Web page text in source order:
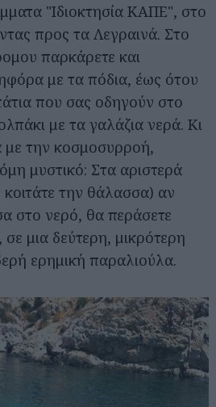
"Ιδιοκτησία ΚΑΠΕ", στο
προς τα Λεγραινά. Στο
παρκάρετε και
με τα πόδια, έως ότου
που σας οδηγούν στο
με τα γαλάζια νερά. Κι
με την κοσμοσυρροή,
μυστικό: Στα αριστερά
την θάλασσα) αν
στο νερό, θα περάσετε
μια δεύτερη, μικρότερη
ερημική παραλιούλα.